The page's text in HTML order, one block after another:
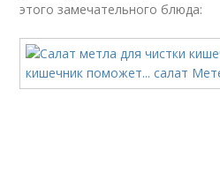
тела
этого замечательного блюда: